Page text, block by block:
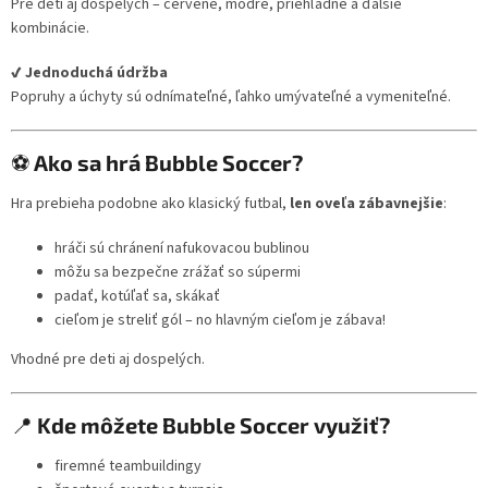
Pre deti aj dospelých – červené, modré, priehľadné a ďalšie
kombinácie.
✔ Jednoduchá údržba
Popruhy a úchyty sú odnímateľné, ľahko umývateľné a vymeniteľné.
⚽Ako sa hrá Bubble Soccer?
Hra prebieha podobne ako klasický futbal, len oveľa zábavnejšie:
hráči sú chránení nafukovacou bublinou
môžu sa bezpečne zrážať so súpermi
padať, kotúľať sa, skákať
cieľom je streliť gól – no hlavným cieľom je zábava!
Vhodné pre deti aj dospelých.
📍 Kde môžete Bubble Soccer využiť?
firemné teambuildingy